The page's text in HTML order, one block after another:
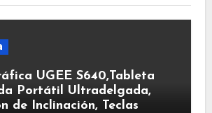
UGEE S640,Tableta
Portátil Ultradelgada,
de Inclinación, Teclas